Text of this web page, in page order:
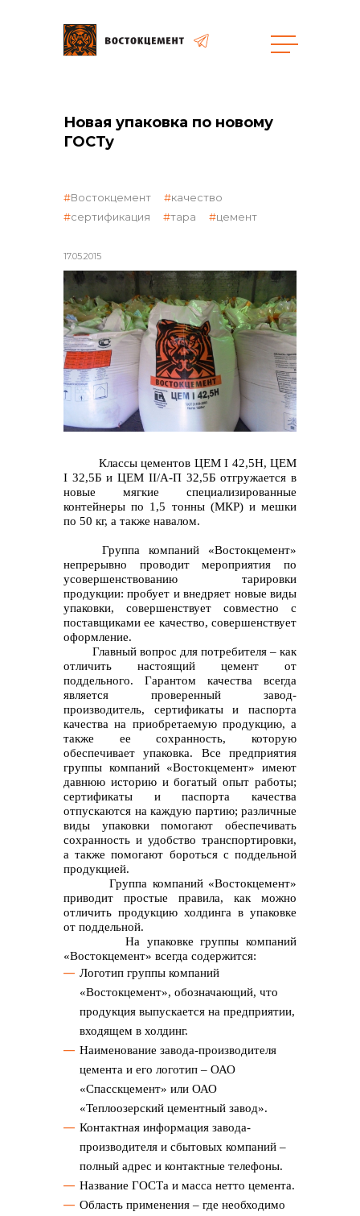
объявленные закупки
реализация неликвидов
Контакты
+7 (423) 234 50 50
info@vostokcement.ru
Новая упаковка по новому
ГОСТу
17.05.2015
Востокцемент
качество
сертификация
тара цемент
Классы цементов ЦЕМ I 42,5Н, ЦЕМ
I 32,5Б и ЦЕМ II/A-П 32,5Б отгружается в
новые мягкие специализированные
контейнеры по 1,5 тонны (МКР) и мешки
по 50 кг, а также навалом.
Группа компаний «Востокцемент»
непрерывно проводит мероприятия по
усовершенствованию тарировки
продукции: пробует и внедряет новые виды
упаковки, совершенствует совместно с
поставщиками ее качество, совершенствует
оформление.
Главный вопрос для потребителя – как
отличить настоящий цемент от
поддельного. Гарантом качества всегда
является проверенный завод-
производитель, сертификаты и паспорта
качества на приобретаемую продукцию, а
также ее сохранность, которую
обеспечивает упаковка. Все предприятия
группы компаний «Востокцемент» имеют
давнюю историю и богатый опыт работы;
сертификаты и паспорта качества
отпускаются на каждую партию; различные
виды упаковки помогают обеспечивать
сохранность и удобство транспортировки,
а также помогают бороться с поддельной
продукцией.
Группа компаний «Востокцемент»
приводит простые правила, как можно
отличить продукцию холдинга в упаковке
от поддельной.
На упаковке группы компаний
«Востокцемент» всегда содержится:
Логотип группы компаний
«Востокцемент», обозначающий, что
продукция выпускается на предприятии,
входящем в холдинг.
Наименование завода-производителя
цемента и его логотип – ОАО
«Спасскцемент» или ОАО
«Теплоозерский цементный завод».
Контактная информация завода-
производителя и сбытовых компаний –
полный адрес и контактные телефоны.
Название ГОСТа и масса нетто цемента.
Область применения – где необходимо